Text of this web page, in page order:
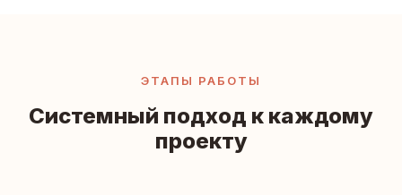
ЭТАПЫ РАБОТЫ
Системный подход к каждому
проекту